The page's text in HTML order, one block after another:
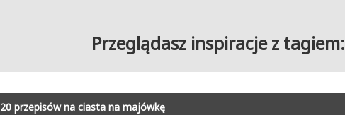
Przeglądasz inspiracje z tagiem:
20 przepisów na ciasta na majówkę